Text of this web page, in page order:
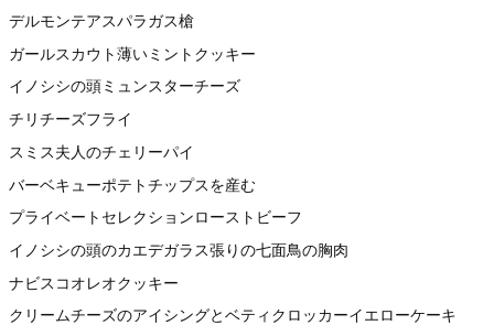
デルモンテアスパラガス槍
ガールスカウト薄いミントクッキー
イノシシの頭ミュンスターチーズ
チリチーズフライ
スミス夫人のチェリーパイ
バーベキューポテトチップスを産む
プライベートセレクションローストビーフ
イノシシの頭のカエデガラス張りの七面鳥の胸肉
ナビスコオレオクッキー
クリームチーズのアイシングとベティクロッカーイエローケーキ